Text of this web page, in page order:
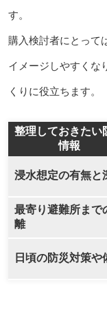
す。
購入検討者にとって
イメージしやすくな
くりに役立ちます。
整理しておきたい
情報
浸水想定の有無と
最寄り避難所まで
離
日頃の防災対策や